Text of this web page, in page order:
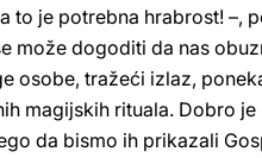
to je potrebna hrabrost! –,
može dogoditi da nas
osobe, tražeći izlaz,
magijskih rituala. Dobro je
da bismo ih prikazali